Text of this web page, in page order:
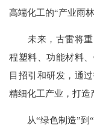
高端化工的“产业雨
未来，古雷将重
程塑料、功能材料
目招引和研发，通
精细化工产业，打造
从“绿色制造”到“